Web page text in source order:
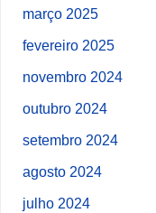
março 2025
fevereiro 2025
novembro 2024
outubro 2024
setembro 2024
agosto 2024
julho 2024